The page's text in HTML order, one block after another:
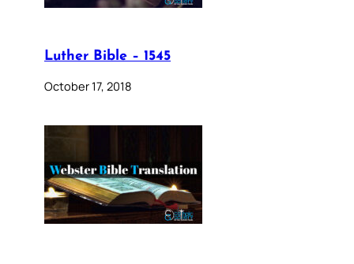
Luther Bible – 1545
October 17, 2018